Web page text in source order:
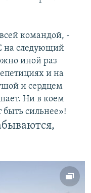
командой, -
на следующий
иной раз
и на
и сердцем
Ни в коем
быть сильнее»!